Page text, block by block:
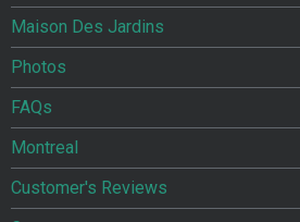
Maison Des Jardins
Photos
FAQs
Montreal
Customer's Reviews